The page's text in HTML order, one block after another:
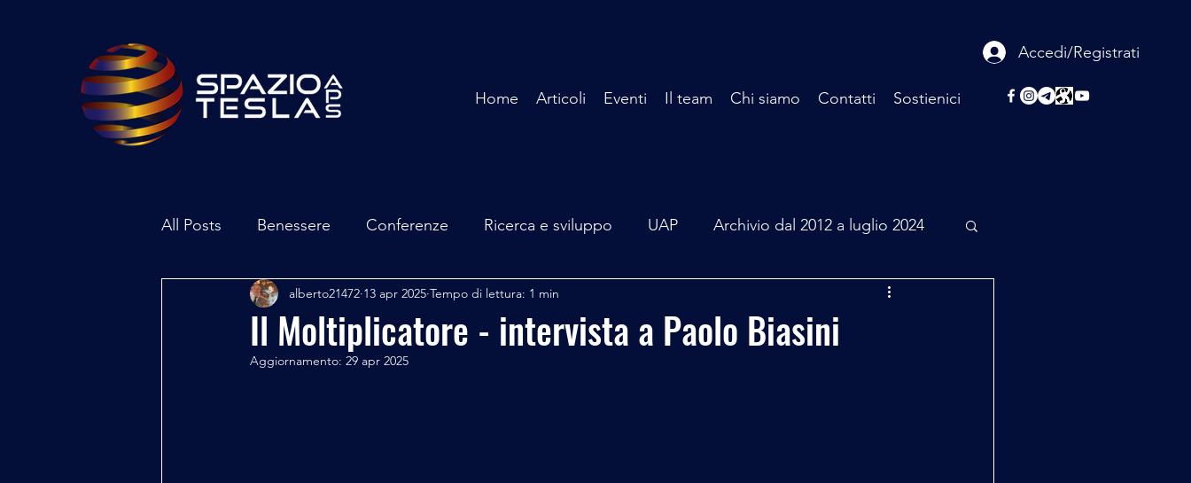
Accedi/Registrati
Home Articoli Eventi Il team Chi siamo Contatti Sostienici
All Posts Benessere Conferenze Ricerca e sviluppo UAP Archivio dal 2012 a luglio 2024
Ambiente Inchieste - Interviste Mare Mediterraneo
Archeoastronomia Attualità
Il Moltiplicatore - intervista a Paolo Biasini
alberto21472 13 apr 2025 Tempo di lettura: 1 min
Aggiornamento: 29 apr 2025